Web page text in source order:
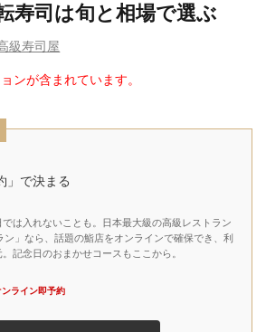
寿司は旬と相場で選ぶ
級寿司屋
ンが含まれています。
」で決まる
は入れないことも。日本最大級の高級レストラン
」なら、話題の鮨店をオンラインで確保でき、利
記念日のおまかせコースもここから。
ンライン即予約